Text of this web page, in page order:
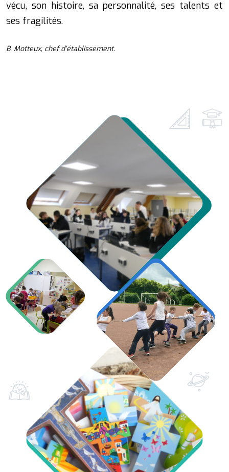
vécu, son histoire, sa personnalité, ses talents et
ses fragilités.
B. Motteux, chef d’établissement.